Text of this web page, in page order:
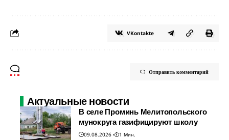
VKontakte
Отправить комментарий
Актуальные новости
В селе Проминь Мелитопольского
мунокруга газифицируют школу
09.08.2026
1 Мин.